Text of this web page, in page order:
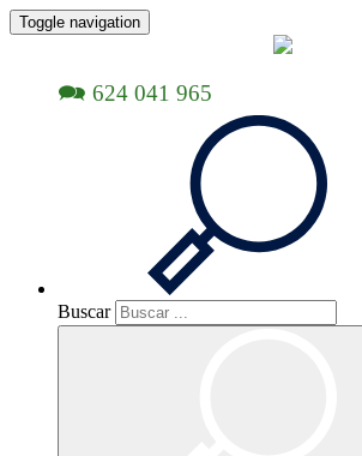
Toggle navigation
Buscar